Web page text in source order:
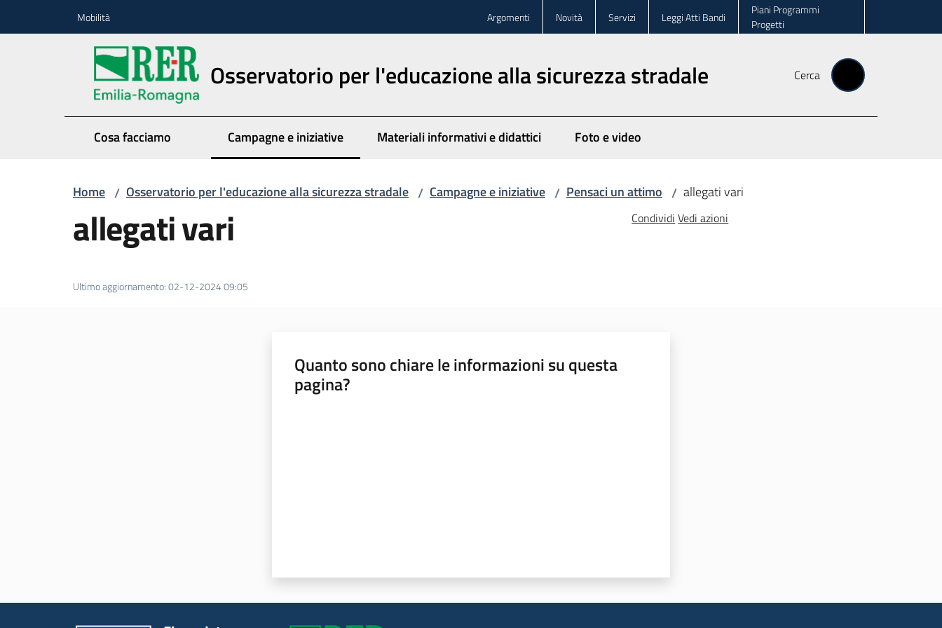
Mobilità Argomenti Novità Servizi Leggi Atti Bandi
Piani Programmi
Progetti
Osservatorio per l'educazione alla sicurezza stradale Cerca
Cosa facciamo Campagne e iniziative
Menu selezionato Materiali informativi e didattici Foto e video
Home / Osservatorio per l'educazione alla sicurezza stradale / Campagne e iniziative / Pensaci un attimo / allegati vari
allegati vari Condividi Vedi azioni
Ultimo aggiornamento:02-12-2024 09:05
Quanto sono chiare le informazioni su questa
pagina?